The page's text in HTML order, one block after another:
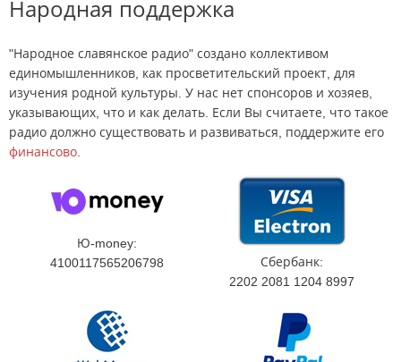
Народная поддержка
"Народное славянское радио" создано коллективом
единомышленников, как просветительский проект, для
изучения родной культуры. У нас нет спонсоров и хозяев,
указывающих, что и как делать. Если Вы считаете, что такое
радио должно существовать и развиваться, поддержите его
финансово.
Ю-money:
4100117565206798
Сбербанк:
2202 2081 1204 8997